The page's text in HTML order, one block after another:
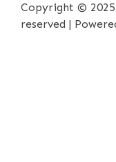
Copyright ©
reserved |